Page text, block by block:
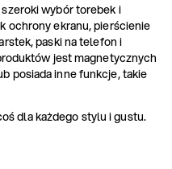
wybór torebek i
ochrony ekranu, pierścienie
paski na telefon i
jest magnetycznych
posiada inne funkcje, takie
dla każdego stylu i gustu.